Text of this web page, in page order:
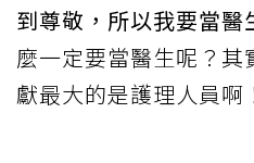
到尊敬，所以我要當醫
麼一定要當醫生呢？
獻最大的是護理人員啊